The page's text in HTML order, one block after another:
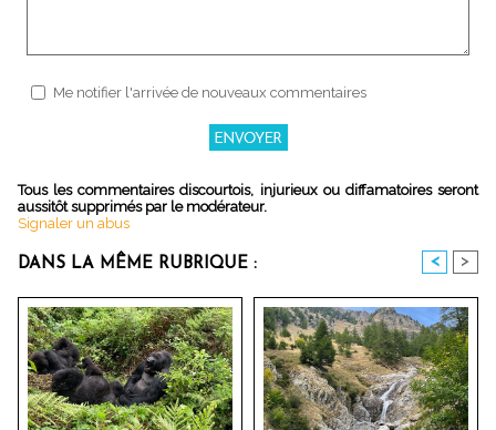
Me notifier l'arrivée de nouveaux commentaires
Tous les commentaires discourtois, injurieux ou diffamatoires seront
aussitôt supprimés par le modérateur.
Signaler un abus
DANS LA MÊME RUBRIQUE : < >